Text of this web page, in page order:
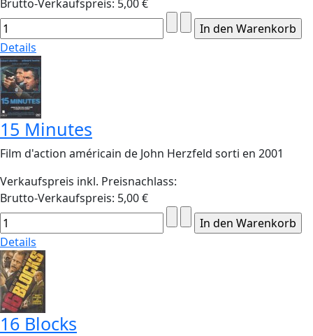
Brutto-Verkaufspreis: 5,00 €
Details
15 Minutes
Film d'action américain de John Herzfeld sorti en 2001
Verkaufspreis inkl. Preisnachlass:
Brutto-Verkaufspreis: 5,00 €
Details
16 Blocks